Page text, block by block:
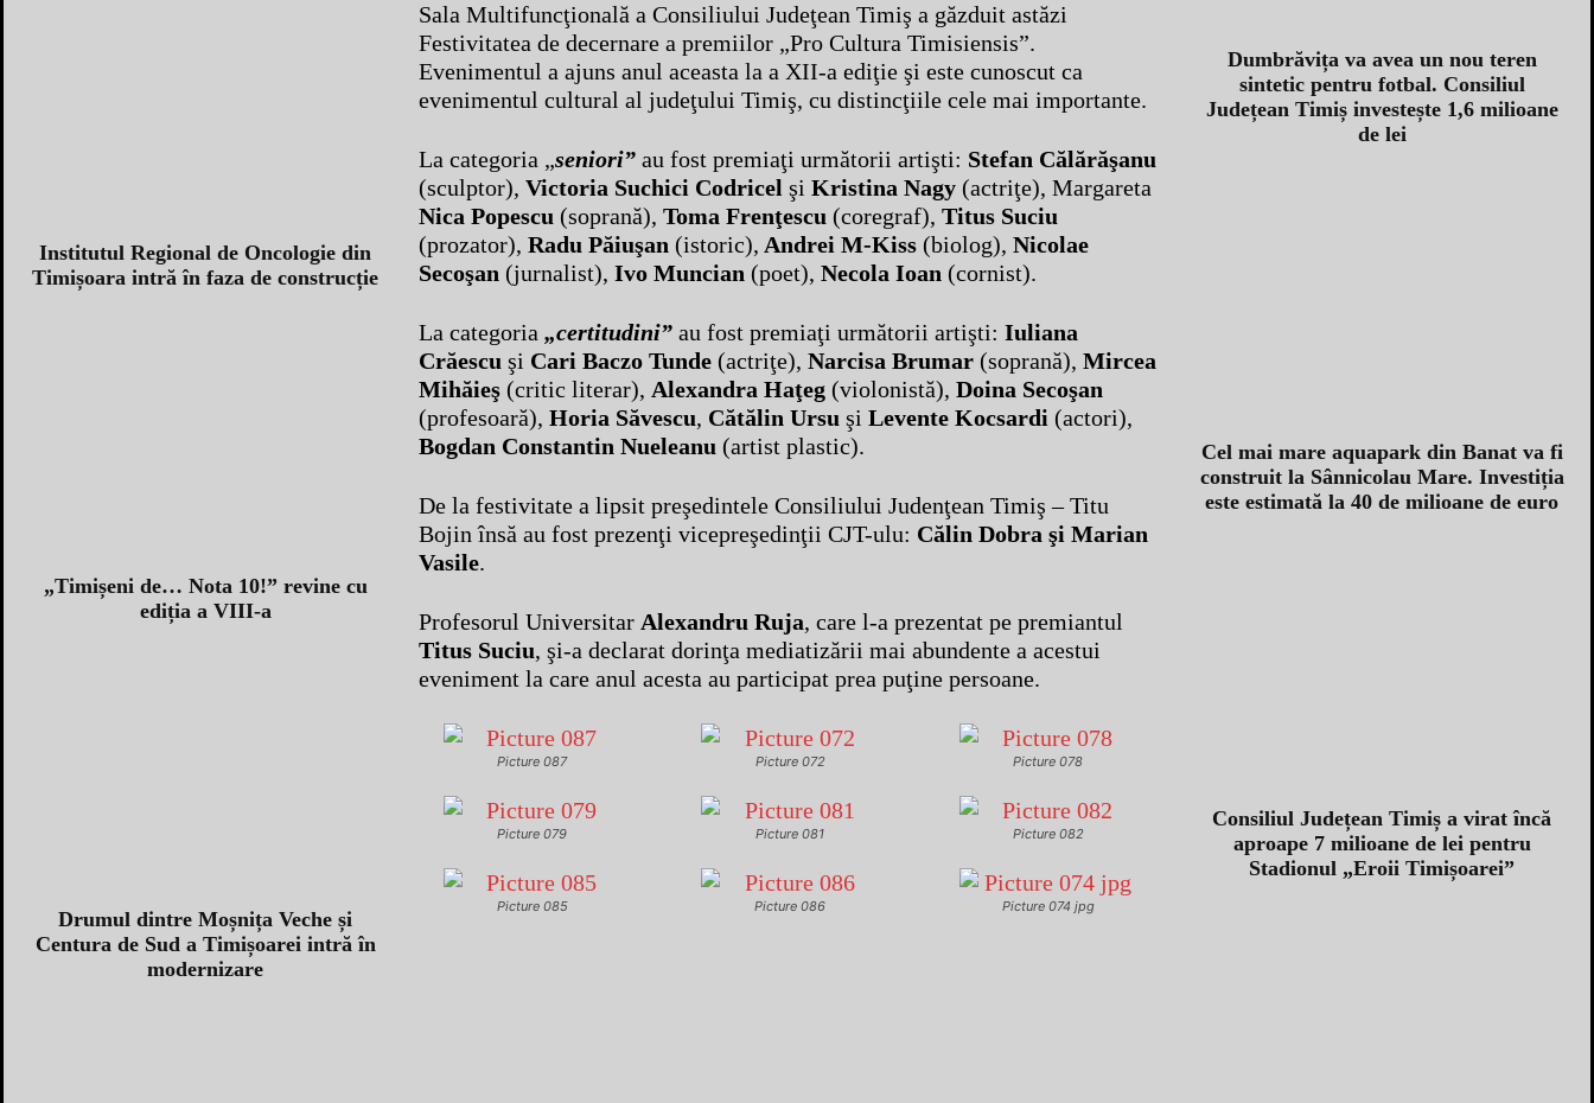
Institutul Regional de Oncologie din
Timișoara intră în faza de construcție
„Timișeni de… Nota 10!” revine cu
ediția a VIII-a
Drumul dintre Moșnița Veche și
Centura de Sud a Timișoarei intră în
modernizare
Sala Multifuncţională a Consiliului Judeţean Timiş a găzduit astăzi
Festivitatea de decernare a premiilor „Pro Cultura Timisiensis”.
Evenimentul a ajuns anul aceasta la a XII-a ediţie şi este cunoscut ca
evenimentul cultural al judeţului Timiş, cu distincţiile cele mai importante.
La categoria „seniori”au fost premiaţi următorii artişti: Stefan Călărăşanu
(sculptor), Victoria Suchici Codricel şi Kristina Nagy(actriţe), Margareta
Nica Popescu (soprană), Toma Frenţescu (coregraf), Titus Suciu
(prozator), Radu Păiuşan (istoric), Andrei M-Kiss(biolog), Nicolae
Secoşan (jurnalist), Ivo Muncian (poet), Necola Ioan (cornist).
La categoria „certitudini”au fost premiaţi următorii artişti: Iuliana
Crăescu şi Cari Baczo Tunde(actriţe), Narcisa Brumar(soprană), Mircea
Mihăieş(critic literar), Alexandra Haţeg(violonistă), Doina Secoşan
(profesoară), Horia Săvescu, Cătălin Ursu şi Levente Kocsardi (actori),
Bogdan Constantin Nueleanu (artist plastic).
De la festivitate a lipsit preşedintele Consiliului Judenţean Timiş – Titu
Bojin însă au fost prezenţi vicepreşedinţii CJT-ulu: Călin Dobra şi Marian
Vasile.
Profesorul Universitar Alexandru Ruja, care l-a prezentat pe premiantul
Titus Suciu, şi-a declarat dorinţa mediatizării mai abundente a acestui
eveniment la care anul acesta au participat prea puţine persoane.
Picture 087 Picture 072 Picture 078
Picture 079 Picture 081 Picture 082
Picture 085 Picture 086 Picture 074 jpg
Dumbrăvița va avea un nou teren
sintetic pentru fotbal. Consiliul
Județean Timiș investește 1,6 milioane
de lei
Cel mai mare aquapark din Banat va fi
construit la Sânnicolau Mare. Investiția
este estimată la 40 de milioane de euro
Consiliul Județean Timiș a virat încă
aproape 7 milioane de lei pentru
Stadionul „Eroii Timișoarei”